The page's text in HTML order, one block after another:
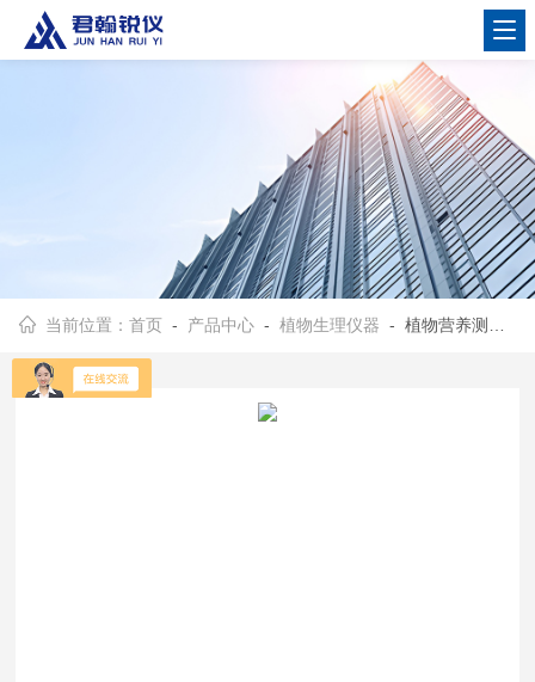
当前位置：首页 - 产品中心 -植物生理仪器 - 植物营养测定仪